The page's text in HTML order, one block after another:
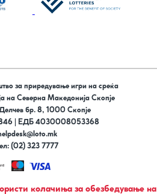
колачиња за обезбедување на
за приредување игри на среќа
на Северна Македонија Скопје
бр. 8, 1000 Скопје
| ЕДБ 4030008053368
(02) 323 7777